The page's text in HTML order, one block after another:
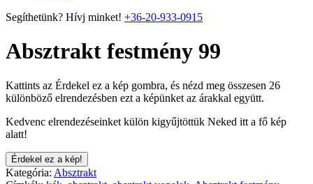
Segíthetünk? Hívj minket! +36-20-933-0915
Absztrakt festmény 99
Kattints az Érdekel ez a kép gombra, és nézd meg összesen 26
különböző elrendezésben ezt a képünket az árakkal együtt.
Kedvenc elrendezéseinket külön kigyűjtöttük Neked itt a fő kép
alatt!
Érdekel ez a kép!
Kategória: Absztrakt